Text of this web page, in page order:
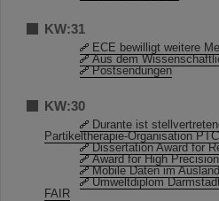
KW:31
ECE bewilligt weitere
Aus dem
Postsendungen
KW:30
Durante ist
Partikeltherapie-Organisation
Dissertation Award for
Award for High
Mobile Daten im Ausland
Umweltdiplom
FAIR